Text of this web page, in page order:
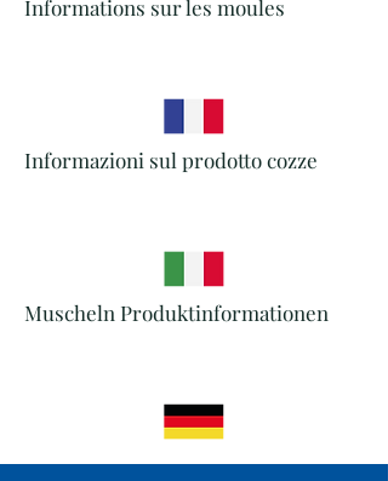
Informations sur les moules
Informazioni sul prodotto cozze
Muscheln Produktinformationen